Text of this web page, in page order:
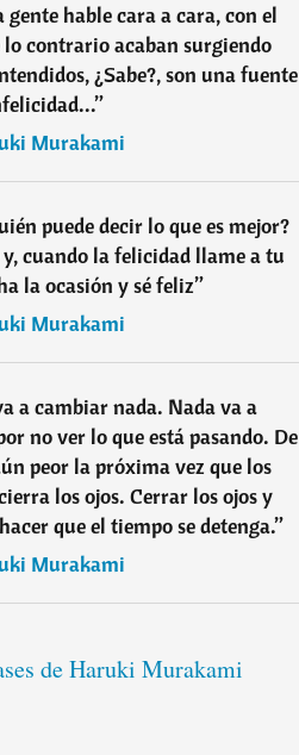
gente hable cara a cara, con el
contrario acaban surgiendo
¿Sabe?, son una fuente
”
Murakami
puede decir lo que es mejor?
cuando la felicidad llame a tu
la ocasión y sé feliz”
Murakami
a cambiar nada. Nada va a
no ver lo que está pasando. De
peor la próxima vez que los
los ojos. Cerrar los ojos y
que el tiempo se detenga.”
Murakami
de Haruki Murakami